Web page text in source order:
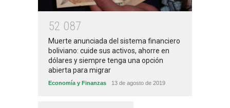
52 087
Muerte anunciada del sistema financiero
boliviano: cuide sus activos, ahorre en
dólares y siempre tenga una opción
abierta para migrar
Economía y Finanzas 13 de agosto de 2019